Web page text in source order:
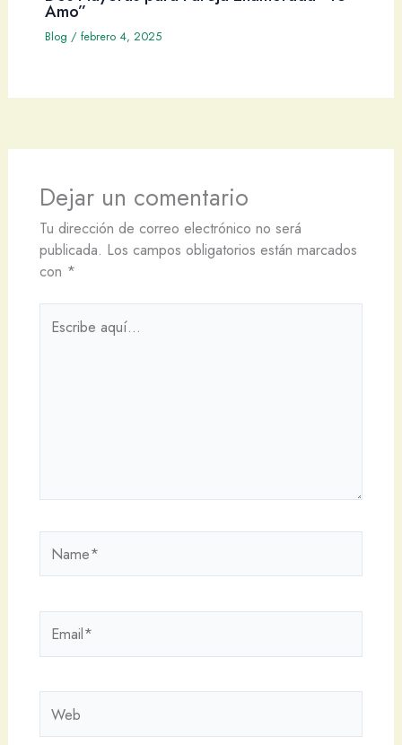
Amo”
Blog / febrero 4, 2025
Dejar un comentario
Tu dirección de correo electrónico no será
publicada. Los campos obligatorios están marcados
con *
aquí...